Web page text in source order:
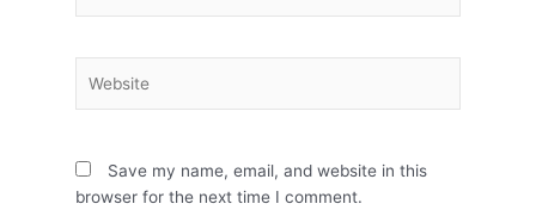
Save my name, email, and website in this
browser for the next time I comment.